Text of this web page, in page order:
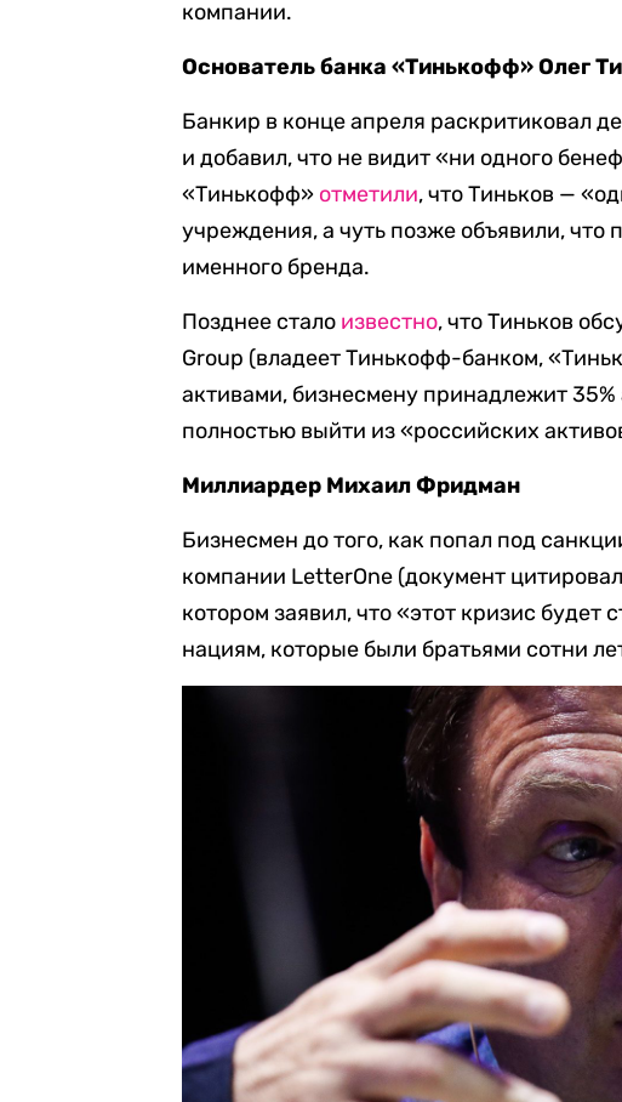
компании.
Основатель банка «Тинькофф» Олег
Банкир в конце апреля раскритиковал
и добавил, что не видит «ни одного
«Тинькофф» отметили, что Тиньков —
учреждения, а чуть позже объявили, что
именного бренда.
Позднее стало известно, что Тиньков
Group (владеет Тинькофф-банком,
активами, бизнесмену принадлежит
полностью выйти из «российских
Миллиардер Михаил Фридман
Бизнесмен до того, как попал под
компании LetterOne (документ
котором заявил, что «этот кризис будет
нациям, которые были братьями сотни